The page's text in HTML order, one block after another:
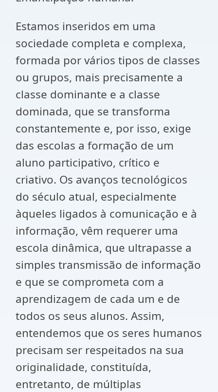
Estamos inseridos em uma
sociedade completa e complexa,
formada por vários tipos de classes
ou grupos, mais precisamente a
classe dominante e a classe
dominada, que se transforma
constantemente e, por isso, exige
das escolas a formação de um
aluno participativo, crítico e
criativo. Os avanços tecnológicos
do século atual, especialmente
àqueles ligados à comunicação e à
informação, vêm requerer uma
escola dinâmica, que ultrapasse a
simples transmissão de informação
e que se comprometa com a
aprendizagem de cada um e de
todos os seus alunos. Assim,
entendemos que os seres humanos
precisam ser respeitados na sua
originalidade, constituída,
entretanto, de múltiplas